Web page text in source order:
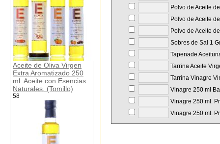
Aceite de Oliva Virgen
Extra Aromatizado 250
ml. Aceite con Esencias
Naturales. (Tomillo)
58
Polvo de Aceite
Polvo de Aceite
Polvo de Aceite
Sobres de Sal 1
Tapenade
Tarrina Aceite
Tarrina Vinagre
Vinagre 250 ml
Vinagre 250 ml.
Vinagre 250 ml.